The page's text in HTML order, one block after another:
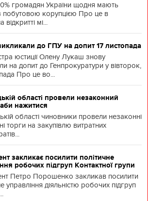
громадян України щодня мають
побутовою корупцією Про це в
відкритті мі...
до ГПУ на допит 17 листопада
юстиції Олену Лукаш знову
на допит до Генпрокуратури у вівторок,
Про це во...
області провели незаконний
нажитися
області чиновники провели незаконні
торги на закупівлю витратних
закликає посилити політичне
робочих підгруп Контактної групи
Петро Порошенко закликав посилити
управління діяльністю робочих підгруп